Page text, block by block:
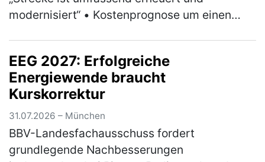
modernisiert“ • Kostenprognose um einen
(mehr)
EEG 2027: Erfolgreiche
Energiewende braucht
Kurskorrektur
31.07.2026 – München
BBV-Landesfachausschuss fordert
grundlegende Nachbesserungen